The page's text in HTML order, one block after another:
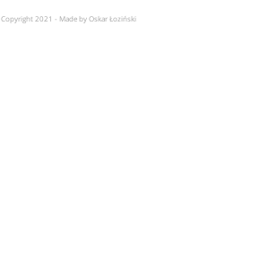
Copyright 2021 - Made by Oskar Łoziński